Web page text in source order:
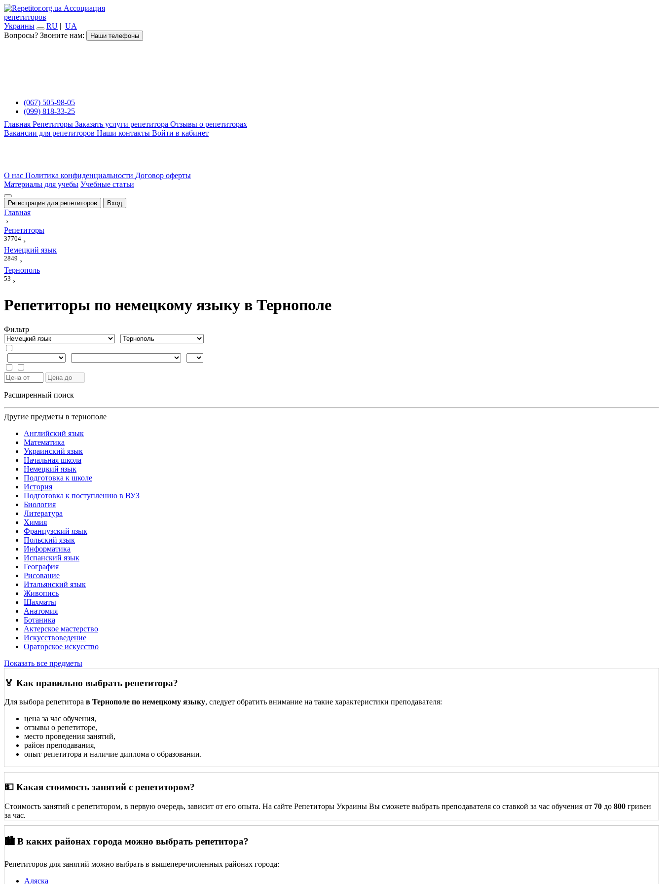
Ассоциация
репетиторов
Украины
RU | UA
Вопросы? Звоните нам:
Наши телефоны
(067) 505-98-05
(099) 818-33-25
Главная Репетиторы Заказать услуги репетитора Отзывы о репетиторах
Вакансии для репетиторов Наши контакты Войти в кабинет
О нас Политика конфиденциальности Договор оферты
Материалы для учебы Учебные статьи
Регистрация для репетиторов Вход
Главная
›
Репетиторы
37704 ›
Немецкий язык
2849 ›
Тернополь
53 ›
Репетиторы по немецкому языку в Тернополе
Фильтр
Расширенный поиск
Другие предметы в тернополе
Английский язык
Математика
Украинский язык
Начальная школа
Немецкий язык
Подготовка к школе
История
Подготовка к поступлению в ВУЗ
Биология
Литература
Химия
Французский язык
Польский язык
Информатика
Испанский язык
География
Рисование
Итальянский язык
Живопись
Шахматы
Анатомия
Ботаника
Актерское мастерство
Искусствоведение
Ораторское искусство
Показать все предметы
🏅 Как правильно выбрать репетитора?
Для выбора репетитора в Тернополе по немецкому языку, следует обратить внимание на такие характеристики преподавателя:
цена за час обучения,
отзывы о репетиторе,
место проведения занятий,
район преподавания,
опыт репетитора и наличие диплома о образовании.
💵 Какая стоимость занятий с репетитором?
Стоимость занятий с репетитором, в первую очередь, зависит от его опыта. На сайте Репетиторы Украины Вы сможете выбрать преподавателя со ставкой за час обучения от 70 до 800 гривен
за час.
🏙️ В каких районах города можно выбрать репетитора?
Репетиторов для занятий можно выбрать в вышеперечисленных районах города:
Аляска